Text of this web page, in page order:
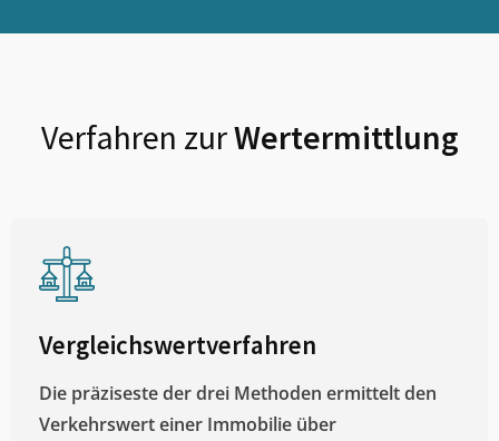
Verfahren zurWertermittlung
Vergleichswertverfahren
Die präziseste der drei Methoden ermittelt den
Verkehrswert einer Immobilie über